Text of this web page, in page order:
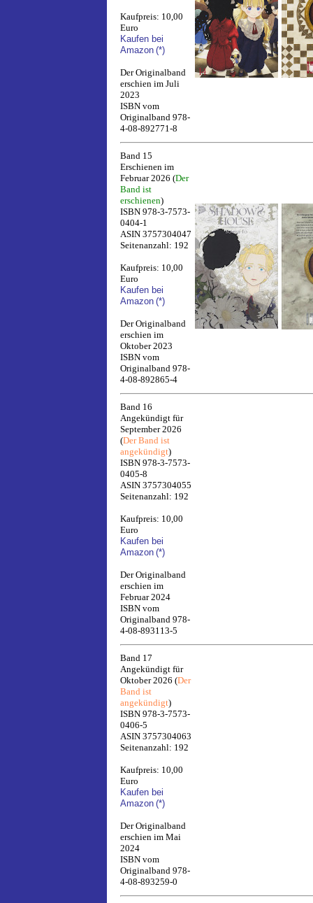
Kaufpreis: 10,00
Euro
Kaufen bei
Amazon (*)
Der Originalband
erschien im Juli
2023
ISBN vom
Originalband 978-
4-08-892771-8
Band 15
Erschienen im
Februar 2026 (Der
Band ist
erschienen)
ISBN 978-3-7573-
0404-1
ASIN 3757304047
Seitenanzahl: 192
Kaufpreis: 10,00
Euro
Kaufen bei
Amazon (*)
Der Originalband
erschien im
Oktober 2023
ISBN vom
Originalband 978-
4-08-892865-4
Band 16
Angekündigt für
September 2026
(Der Band ist
angekündigt)
ISBN 978-3-7573-
0405-8
ASIN 3757304055
Seitenanzahl: 192
Kaufpreis: 10,00
Euro
Kaufen bei
Amazon (*)
Der Originalband
erschien im
Februar 2024
ISBN vom
Originalband 978-
4-08-893113-5
Band 17
Angekündigt für
Oktober 2026 (Der
Band ist
angekündigt)
ISBN 978-3-7573-
0406-5
ASIN 3757304063
Seitenanzahl: 192
Kaufpreis: 10,00
Euro
Kaufen bei
Amazon (*)
Der Originalband
erschien im Mai
2024
ISBN vom
Originalband 978-
4-08-893259-0